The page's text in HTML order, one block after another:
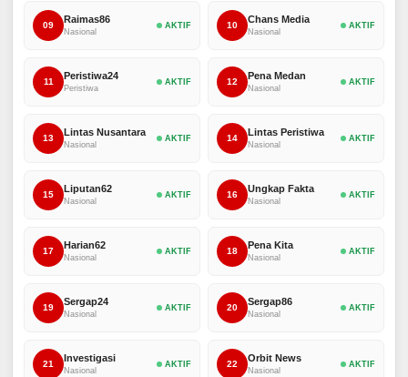
09
Raimas86
Nasional
AKTIF 10
Chans Media
Nasional
AKTIF
11
Peristiwa24
Peristiwa
AKTIF 12
Pena Medan
Nasional
AKTIF
13
Lintas Nusantara
Nasional
AKTIF 14
Lintas Peristiwa
Nasional
AKTIF
15
Liputan62
Nasional
AKTIF 16
Ungkap Fakta
Nasional
AKTIF
17
Harian62
Nasional
AKTIF 18
Pena Kita
Nasional
AKTIF
19
Sergap24
Nasional
AKTIF 20
Sergap86
Nasional
AKTIF
21
Investigasi
Nasional
AKTIF 22
Orbit News
Nasional
AKTIF